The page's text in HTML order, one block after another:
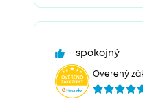
spokojný
Overený